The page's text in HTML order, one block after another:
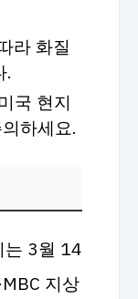
라 화질
.
국 현지
하세요.
는 3월 14
지상